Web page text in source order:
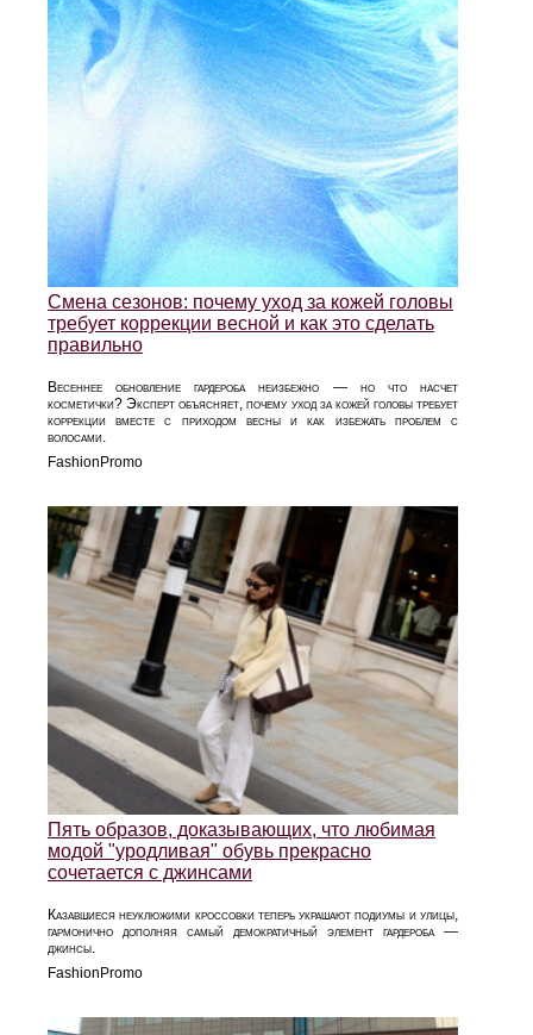
Смена сезонов: почему уход за кожей головы
требует коррекции весной и как это сделать
правильно
Весеннее обновление гардероба неизбежно — но что насчет
косметички? Эксперт объясняет, почему уход за кожей головы требует
коррекции вместе с приходом весны и как избежать проблем с
волосами.
FashionPromo
Пять образов, доказывающих, что любимая
модой "уродливая" обувь прекрасно
сочетается с джинсами
Казавшиеся неуклюжими кроссовки теперь украшают подиумы и улицы,
гармонично дополняя самый демократичный элемент гардероба —
джинсы.
FashionPromo